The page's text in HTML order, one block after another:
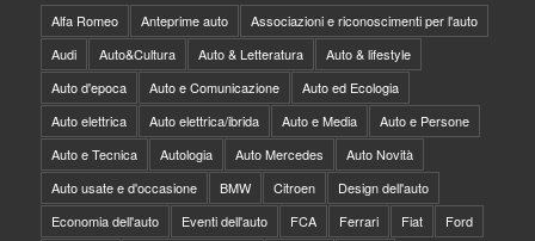
Alfa Romeo Anteprime auto
Associazioni e riconoscimenti per l'auto
Audi
Auto&Cultura Auto & Letteratura
Auto & lifestyle
Auto d'epoca
Auto e Comunicazione
Auto ed Ecologia
Auto elettrica
Auto elettrica/ibrida Auto e Media
Auto e Persone
Auto e Tecnica
Autologia Auto Mercedes
Auto Novità
Auto usate e d'occasione
BMW Citroen
Design dell'auto
Economia dell'auto
Eventi dell'auto FCA Ferrari Fiat
Ford